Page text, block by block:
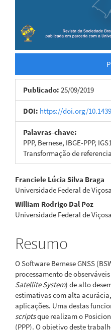
Publicado: 25/09/2019
DOI: https://doi.org/
Palavras-chave:
PPP, Bernese, IBGE-PPP,
Transformação de
Conteúdo
do
artigo
principal
Franciele Lúcia Silva Braga
Universidade Federal de Viçosa
William Rodrigo Dal Poz
Universidade Federal de Viçosa
Resumo
O Software Bernese GNSS
processamento de observáveis
Satellite System) de alto
estimativas com alta
aplicações. Uma destas
scriptsque realizam o
(PPP). O objetivo deste